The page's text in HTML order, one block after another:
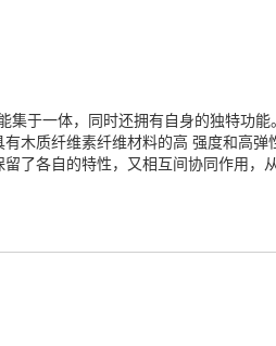
于一体，同时还拥有自身的独特功
木质纤维素纤维材料的高 强度和高
了各自的特性，又相互间协同作用，